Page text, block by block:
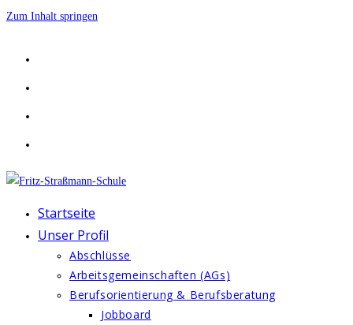
Zum Inhalt springen
Startseite
Unser Profil
Abschlüsse
Arbeitsgemeinschaften (AGs)
Berufsorientierung & Berufsberatung
Jobboard